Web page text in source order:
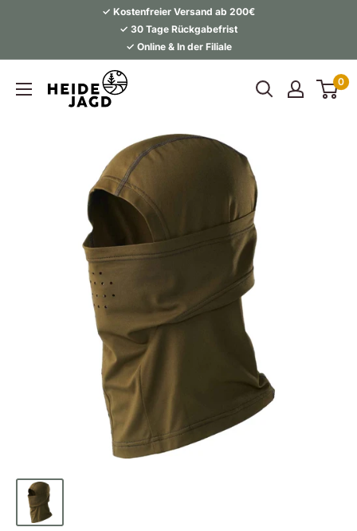
✓ Kostenfreier Versand ab 200€
✓ 30 Tage Rückgabefrist
✓ Online & In der Filiale
0